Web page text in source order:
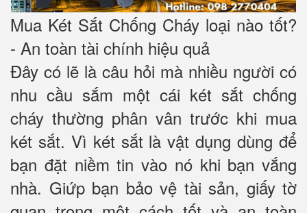
Mua Két Sắt Chống Cháy loại nào tốt?
- An toàn tài chính hiệu quả
Đây có lẽ là câu hỏi mà nhiều người có
nhu cầu sắm một cái két sắt chống
cháy thường phân vân trước khi mua
két sắt. Vì két sắt là vật dụng dùng để
bạn đặt niềm tin vào nó khi bạn vắng
nhà. Giứp bạn bảo vệ tài sản, giấy tờ